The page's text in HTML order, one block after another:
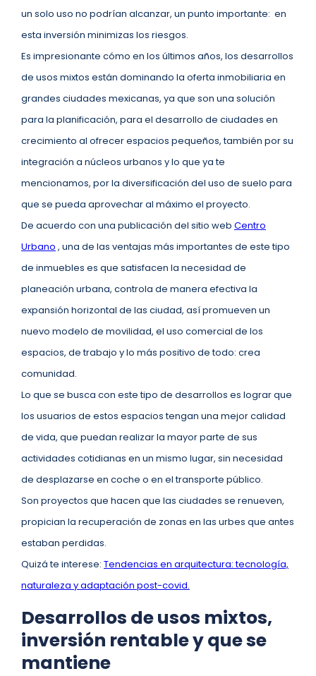
un solo uso no podrían alcanzar, un punto importante: en
esta inversión minimizas los riesgos.
Es impresionante cómo en los últimos años, los desarrollos
de usos mixtos están dominando la oferta inmobiliaria en
grandes ciudades mexicanas, ya que son una solución
para la planificación, para el desarrollo de ciudades en
crecimiento al ofrecer espacios pequeños, también por su
integración a núcleos urbanos y lo que ya te
mencionamos, por la diversificación del uso de suelo para
que se pueda aprovechar al máximo el proyecto.
De acuerdo con una publicación del sitio web Centro
Urbano , una de las ventajas más importantes de este tipo
de inmuebles es que satisfacen la necesidad de
planeación urbana, controla de manera efectiva la
expansión horizontal de las ciudad, así promueven un
nuevo modelo de movilidad, el uso comercial de los
espacios, de trabajo y lo más positivo de todo: crea
comunidad.
Lo que se busca con este tipo de desarrollos es lograr que
los usuarios de estos espacios tengan una mejor calidad
de vida, que puedan realizar la mayor parte de sus
actividades cotidianas en un mismo lugar, sin necesidad
de desplazarse en coche o en el transporte público.
Son proyectos que hacen que las ciudades se renueven,
propician la recuperación de zonas en las urbes que antes
estaban perdidas.
Quizá te interese: Tendencias en arquitectura: tecnología,
naturaleza y adaptación post-covid.
Desarrollos de usos mixtos,
inversión rentable y que se
mantiene